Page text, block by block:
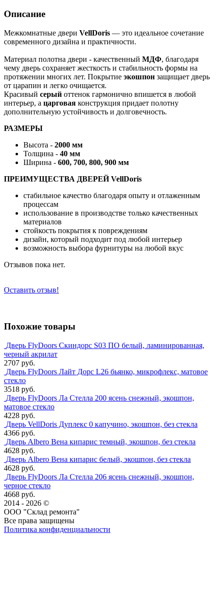
Описание
Межкомнатные двери VellDoris — это идеальное сочетание
современного дизайна и практичности.
Материал полотна двери - качественный МДФ, благодаря
чему дверь сохраняет жесткость и стабильность формы на
протяжении многих лет. Покрытие экошпон защищает дверь
от царапин и легко очищается.
Красивый серый оттенок гармонично впишется в любой
интерьер, а царговая конструкция придает полотну
дополнительную устойчивость и долговечность.
РАЗМЕРЫ
Высота - 2000 мм
Толщина - 40 мм
Ширина - 600, 700, 800, 900 мм
ПРЕИМУЩЕСТВА ДВЕРЕЙ VellDoris
стабильное качество благодаря опыту и отлаженным
процессам
использование в производстве только качественных
материалов
стойкость покрытия к повреждениям
дизайн, который подходит под любой интерьер
возможность выбора фурнитуры на любой вкус
Отзывов пока нет.
Оставить отзыв!
Похожие товары
Дверь FlyDoors Скиндорс S03 ПО белый, ламинированная,
черный акрилат
2707 руб.
Дверь FlyDoors Лайт Дорс L26 бьянко, микрофлекс, матовое
стекло
3518 руб.
Дверь FlyDoors Ла Стелла 200 ясень снежный, экошпон,
матовое стекло
4228 руб.
Дверь VellDoris Дуплекс 0 капучино, экошпон, без стекла
4366 руб.
Дверь Albero Вена кипарис темный, экошпон, без стекла
4628 руб.
Дверь Albero Вена кипарис белый, экошпон, без стекла
4628 руб.
Дверь FlyDoors Ла Стелла 206 ясень снежный, экошпон,
черное стекло
4668 руб.
2014 - 2026 ©
ООО "Склад ремонта"
Все права защищены
Политика конфиденциальности